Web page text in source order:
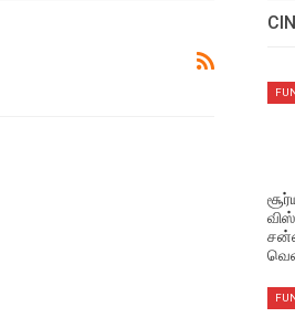
VIDEO SONGS
Rathatha